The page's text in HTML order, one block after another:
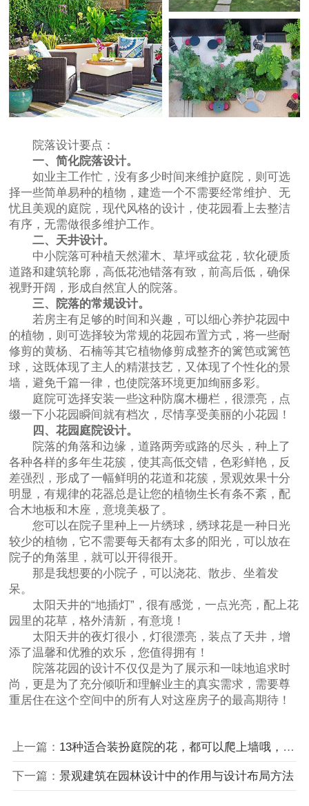
院落设计要点：
一、简化院落设计。
如业主工作忙，没有多少时间来维护庭院，则可选
择一些简单易种的植物，建造一个不需要经常维护、无
忧且美观的庭院，现代风格的设计，使花园看上去整洁
有序，无需做很多维护工作。
二、天井设计。
中小院落可种植天然灌木、草坪或盆花，软化硬质
道路和建筑轮廓，高低花池错落有致，前高后低，确保
视野开阔，形成自然宜人的院落。
三、院落的常规设计。
若房主有足够的时间和兴趣，可以细心养护花园中
的植物，则可选择较为常规的花园布置方式，将一些耐
修剪的黄杨、石楠等其它植物修剪成整齐的篱笆或篱笆
球，这既体现了主人的精湛技艺，又体现了个性化的景
墙，避免千篇一律，也使院落环境更加绚丽多彩。
庭院可选择安装一些这种防腐木栅栏，很漂亮，点
缀一下小花园瞬间就有档次，尽情享受美丽的小花园！
四、花园庭院设计。
院落的角落和边缘，道路两旁或路的尽头，种上了
各种各样的多年生花簇，使其高低交错，色彩鲜艳，反
差强烈，形成了一幅鲜明的花道和花簇，景观效果十分
明显，有规律的花器总是让您的植物生长有条不紊，配
合木地板和木座，意境美极了。
您可以在院子里种上一片绣球，绣球花是一种日光
较少的植物，它不需要每天都有太多的阳光，可以放在
院子的角落里，就可以开得很开。
那是我想要的小院子，可以浇花、散步、坐着发
呆。
太阳天井的“地插灯”，很有感觉，一点光亮，配上花
园里的花草，格外清新，有意境！
太阳天井的夜灯很小，灯很漂亮，装点了天井，增
添了温馨和优雅的欢乐，您值得拥有！
院落花园的设计不仅仅是为了展示和一味地追求时
尚，更是为了充分倾听和理解业主的真实需求，需要尊
重居住在这个空间中的所有人对这座房子的最高期待！
上一篇： 13种适合装扮庭院的花，都可以爬上墙哦，真是美极了！
下一篇： 景观建筑在园林设计中的作用与设计布局方法